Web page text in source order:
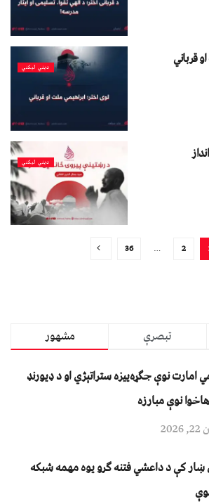
دیني لیکني
قرباني
دیني لیکني
2
…
36
مشهور تبصرې
امارت نوې جګړه‌ییزه ستراتېژي او د ډیورنډ
نوې مبارزه
ښار کې د داعشي فتنه ګرو يوه مهمه شبکه